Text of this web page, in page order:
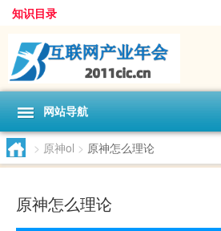
知识目录
网站导航
> 原神ol > 原神怎么理论
原神怎么理论